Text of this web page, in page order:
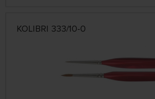
KOLIBRI 333/10-0